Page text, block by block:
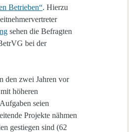
Betrieben“. Hierzu
sehen die Befragten
bei der
den zwei Jahren vor
höheren
seien
Projekte nähmen
gestiegen sind (62